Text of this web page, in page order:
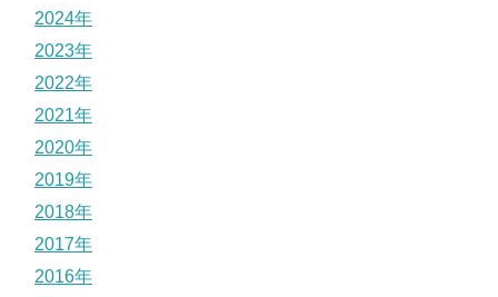
2024年
2023年
2022年
2021年
2020年
2019年
2018年
2017年
2016年